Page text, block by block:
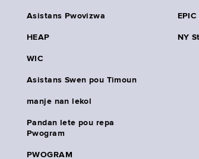
Asistans Pwovizwa
HEAP
WIC
Asistans Swen pou Timoun
manje nan lekol
Pandan lete pou repa
Pwogram
PWOGRAM
EPIC
NY